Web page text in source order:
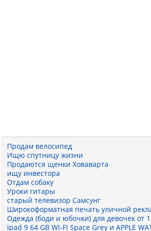
Продам велосипед
Ищю спутницу жизни
Продаются щенки Ховаварта
ищу инвестора
Отдам собаку
Уроки гитары
старый телевизор Самсунг
Широкоформатная печать уличной
Одежда (боди и юбочки) для девочек от
Ipad 9 64 GB WI-FI Space Grey и АPPLE